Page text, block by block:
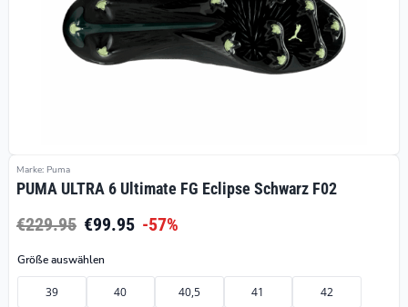
Marke: Puma
PUMA ULTRA 6 Ultimate FG Eclipse Schwarz F02
€229.95 €99.95 -57%
Größe auswählen
39 40 40,5 41 42